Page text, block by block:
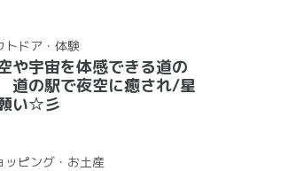
トドア・体験
や宇宙を体感できる道の
の駅で夜空に癒され/星
い☆彡
ッピング・お土産